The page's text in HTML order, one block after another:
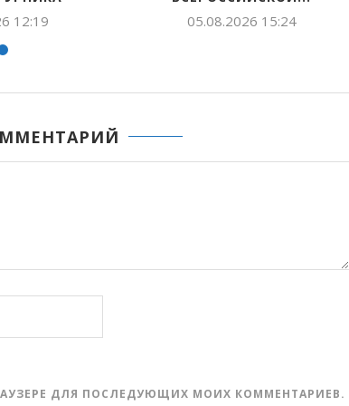
12:19 05.08.2026 15:24
ДЛЯ ПОСЛЕДУЮЩИХ МОИХ КОММЕНТАРИЕВ.